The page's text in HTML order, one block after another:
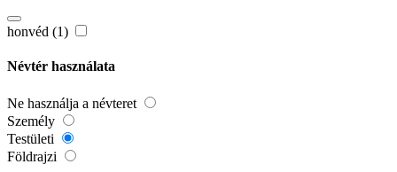
honvéd (1)
Névtér használata
Ne használja a névteret
Személy
Testületi
Földrajzi